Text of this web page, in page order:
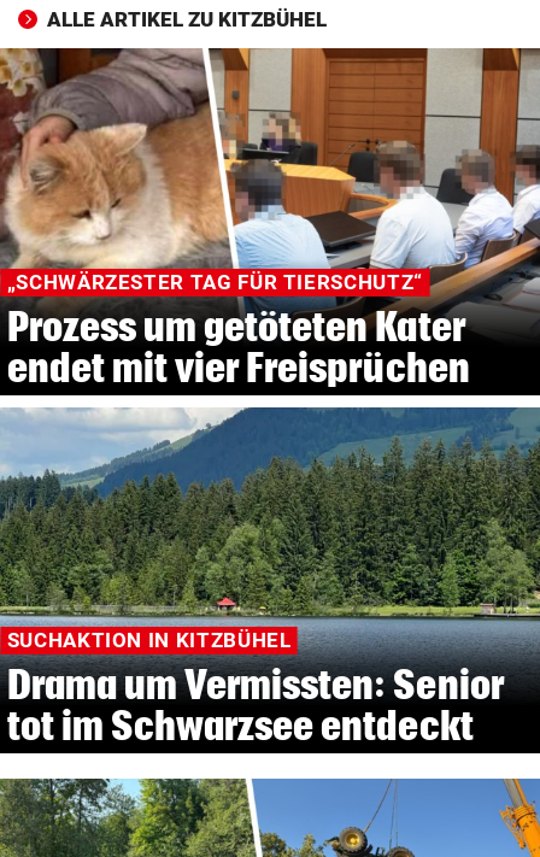
ALLE ARTIKEL ZU KITZBÜHEL
„SCHWÄRZESTER TAG FÜR TIERSCHUTZ“
Prozess um getöteten Kater
endet mit vier Freisprüchen
SUCHAKTION IN KITZBÜHEL
Drama um Vermissten: Senior
tot im Schwarzsee entdeckt